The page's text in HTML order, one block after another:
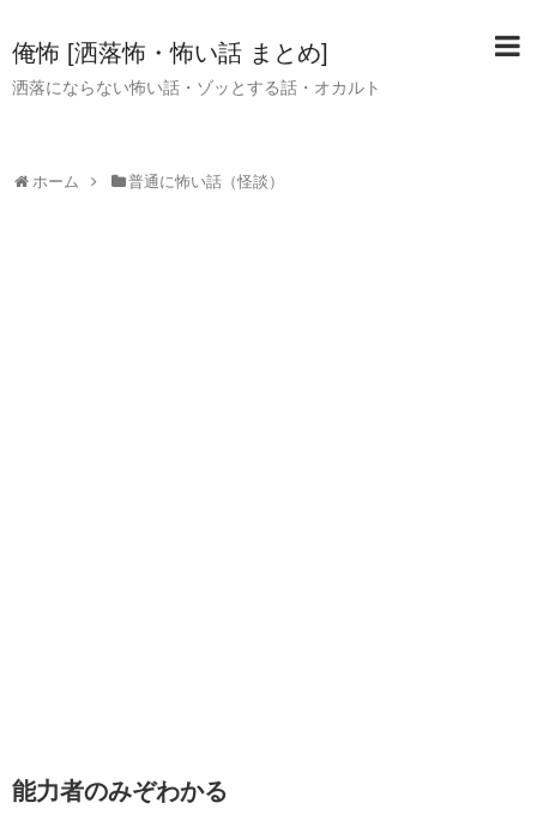
俺怖 [洒落怖・怖い話 まとめ]
洒落にならない怖い話・ゾッとする話・オカルト
ホーム 普通に怖い話（怪談）
能力者のみぞわかる